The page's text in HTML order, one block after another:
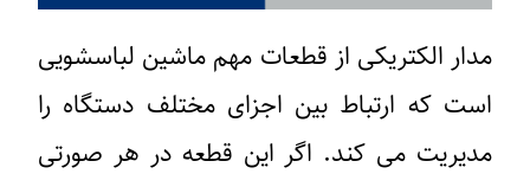
مدار الکتریکی از قطعات مهم ماشین لباسشویی
است که ارتباط بین اجزای مختلف دستگاه را
مدیریت می کند. اگر این قطعه در هر صورتی